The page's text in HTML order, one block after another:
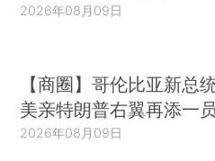
2026年08月09日
【商圈】哥伦比亚新总
美亲特朗普右翼再添一员
2026年08月09日